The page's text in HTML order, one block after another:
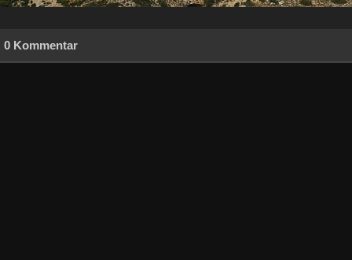
0 Kommentar